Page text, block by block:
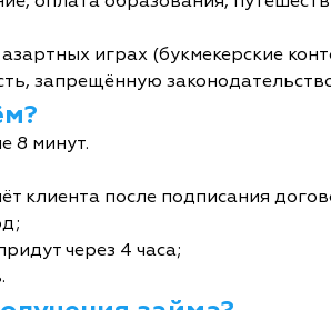
играх (букмекерские
запрещённую
8 минут.
клиента после подписания
через 4 часа;